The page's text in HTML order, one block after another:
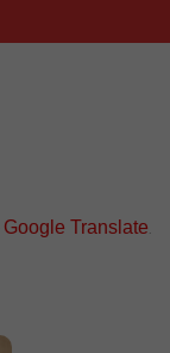
Google Translate